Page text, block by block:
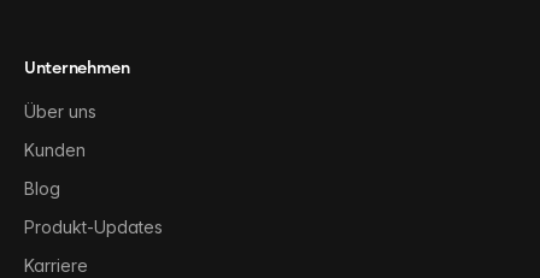
Unternehmen
Über uns
Kunden
Blog
Produkt-Updates
Karriere